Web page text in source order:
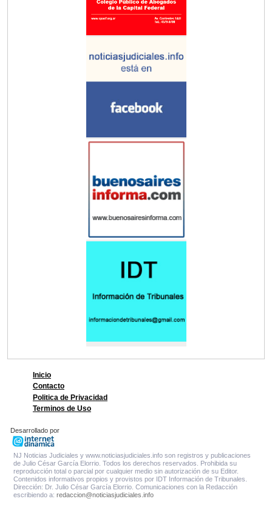
Inicio
Contacto
Politica de Privacidad
Terminos de Uso
Desarrollado por
NJ Noticias Judiciales y www.noticiasjudiciales.info son registros y publicaciones
de Julio César García Elorrio. Todos los derechos reservados. Prohibida su
reproducción total o parcial por cualquier medio sin autorización de su Editor.
Contenidos informativos propios y provistos por IDT Información de Tribunales.
Dirección: Dr. Julio César García Elorrio. Comunicaciones con la Redacción
escribiendo a: redaccion@noticiasjudiciales.info